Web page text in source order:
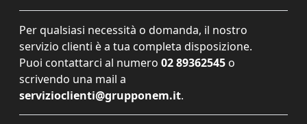
Per qualsiasi necessità o domanda, il nostro
servizio clienti è a tua completa disposizione.
Puoi contattarci al numero 02 89362545 o
scrivendo una mail a
servizioclienti@grupponem.it.